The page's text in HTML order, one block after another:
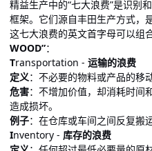
精益生产中的“七大浪费”是识别
框架。它们源自丰田生产方式，
这七大浪费的英文首字母可以组
WOOD”：
Transportation - 运输的浪费
定义：不必要的物料或产品的移动
危害：不增加价值，却消耗时间
造成损坏。
例子：在仓库或车间之间反复搬
Inventory - 库存的浪费